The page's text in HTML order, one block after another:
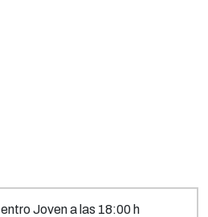
Joven a las 18:00 h